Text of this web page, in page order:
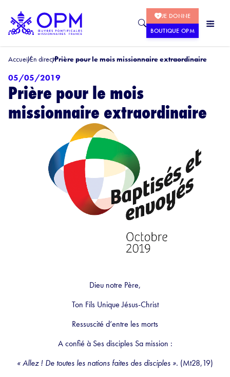
JE DONNE
BOUTIQUE OPM
AccueilEn directPrière pour le mois missionnaire extraordinaire
05/05/2019
Prière pour le mois
missionnaire extraordinaire
Dieu notre Père,
Ton Fils Unique Jésus-Christ
Ressuscité d’entre les morts
A confié à Ses disciples Sa mission :
« Allez ! De toutes les nations faites des disciples ». (Mt28,19)